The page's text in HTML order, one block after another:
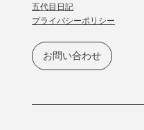
お問い合わせ
五代目日記
プライバシーポリシー